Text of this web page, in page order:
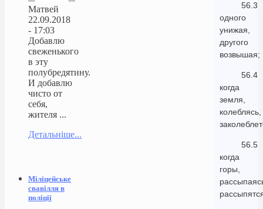
56.3
одного
унижая,
другого
возвышая;
56.4
когда
земля,
колеблясь,
56.5
когда
горы,
Матвей
22.09.2018
- 17:03
Добавлю
свеженького
в эту
полубредятину.
И добавлю
чисто от
себя,
жителя ...
Детальніше...
Міліцейське
свавілля в
поліції